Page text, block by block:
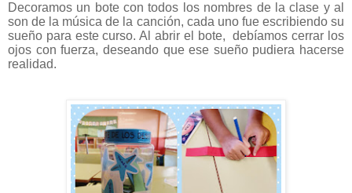
Decoramos un bote con todos los nombres de la clase y al
son de la música de la canción, cada uno fue escribiendo su
sueño para este curso. Al abrir el bote, debíamos cerrar los
ojos con fuerza, deseando que ese sueño pudiera hacerse
realidad.